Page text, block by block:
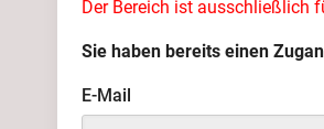
Der Bereich ist ausschließlich
Sie haben bereits einen
E-Mail